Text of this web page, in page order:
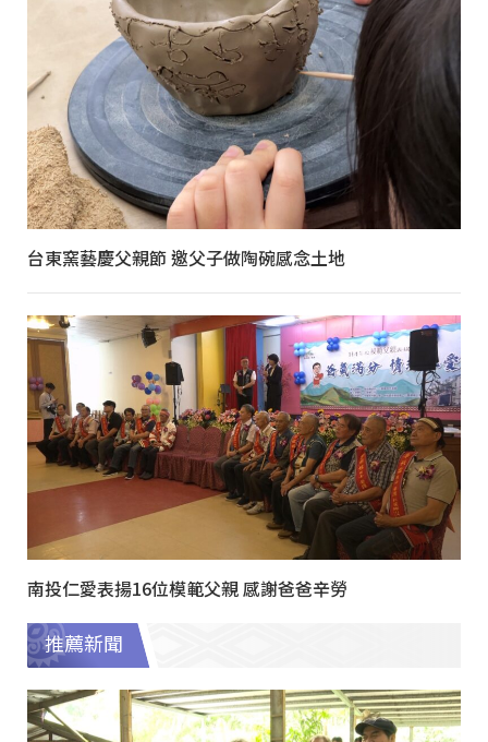
台東窯藝慶父親節 邀父子做陶碗感念土地
南投仁愛表揚16位模範父親 感謝爸爸辛勞
推薦新聞